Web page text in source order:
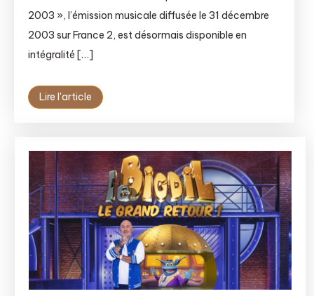
2003 », l’émission musicale diffusée le 31 décembre
2003 sur France 2, est désormais disponible en
intégralité […]
Lire l'article